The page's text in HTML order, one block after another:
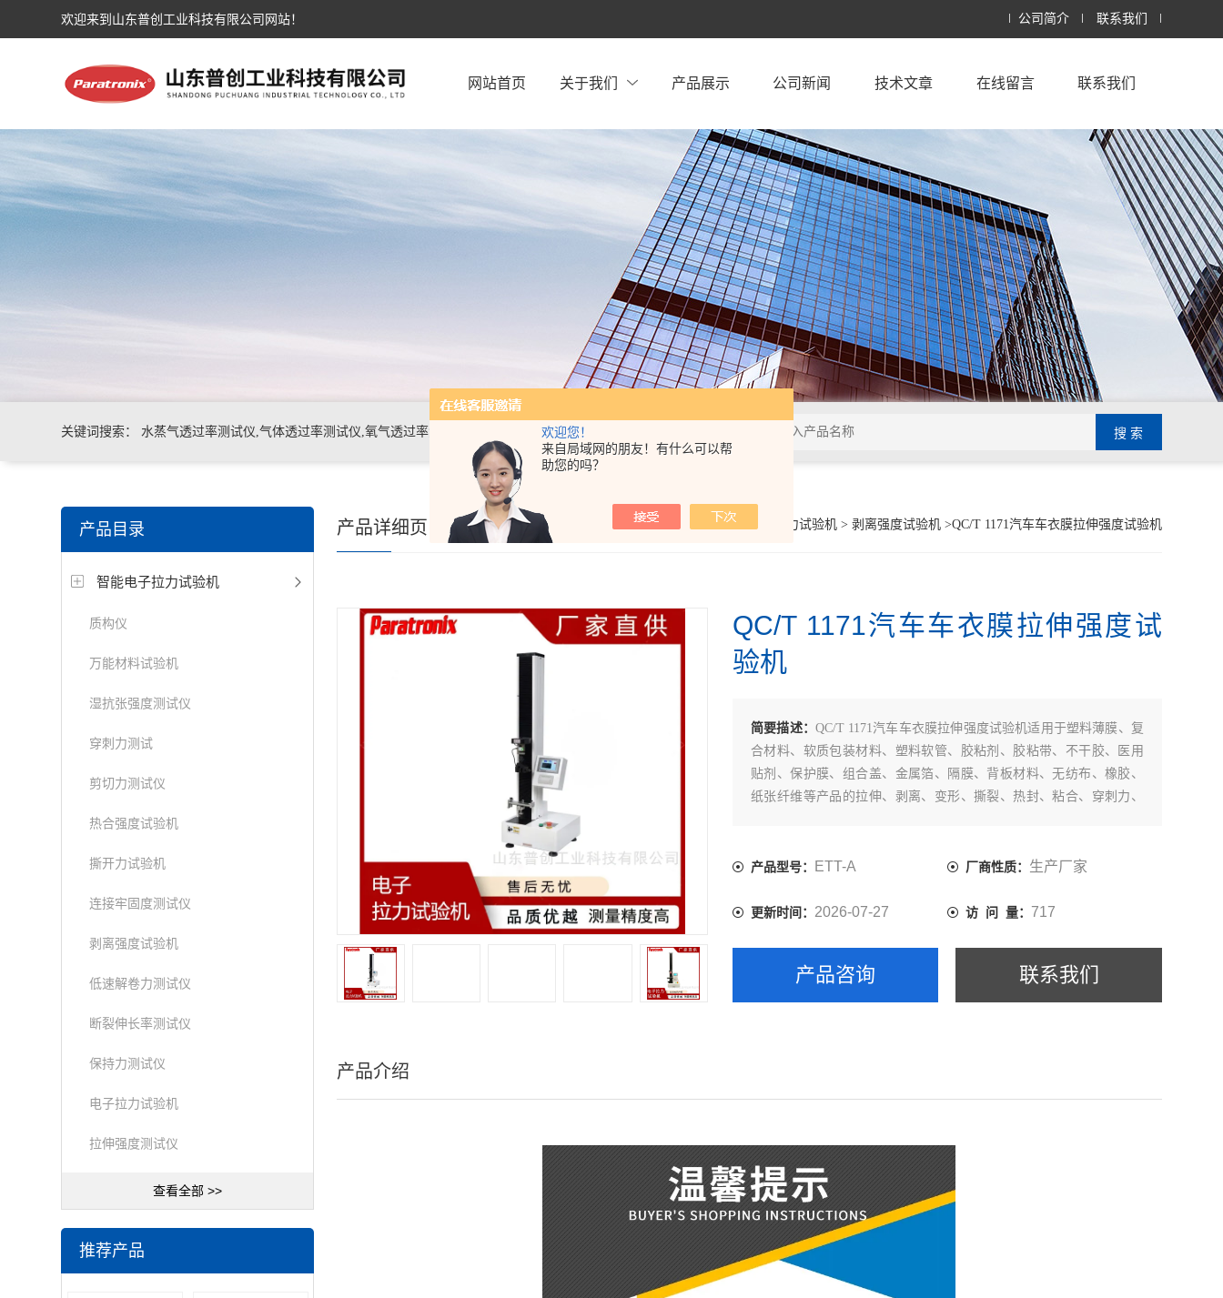
欢迎您！
来自局域网的朋友！有什么可以帮
助您的吗？
欢迎来到山东普创工业科技有限公司网站！ 公司简介 联系我们
网站首页 关于我们 产品展示 公司新闻 技术文章 在线留言 联系我们
关键词搜索： 水蒸气透过率测试仪,气体透过率测试仪,氧气透过率测试仪,接骨螺钉性能测试仪，导
管导丝滑动性能测试仪，密封仪，微泄漏密封测试仪，热封试验仪，包装耐压试验仪，电子拉力
机，泄漏与密封强度测试仪，透气度测试仪
产品目录
智能电子拉力试验机
质构仪
万能材料试验机
湿抗张强度测试仪
穿刺力测试
剪切力测试仪
热合强度试验机
撕开力试验机
连接牢固度测试仪
剥离强度试验机
低速解卷力测试仪
断裂伸长率测试仪
保持力测试仪
电子拉力试验机
拉伸强度测试仪
查看全部 >>
推荐产品
首页>产品展示 > 智能电子拉力试验机> 剥离强度试验机>QC/T 1171汽车车衣膜拉伸强度试验机
产品详细页
QC/T 1171汽车车衣膜拉伸强度试
验机
简要描述： QC/T 1171汽车车衣膜拉伸强度试验机适用于塑料薄膜、复
合材料、软质包装材料、塑料软管、胶粘剂、胶粘带、不干胶、医用
贴剂、保护膜、组合盖、金属箔、隔膜、背板材料、无纺布、橡胶、
纸张纤维等产品的拉伸、剥离、变形、撕裂、热封、粘合、穿刺力、
产品型号： ETT-A 厂商性质： 生产厂家
更新时间： 2026-07-27 访 问 量： 717
产品咨询 联系我们
产品介绍